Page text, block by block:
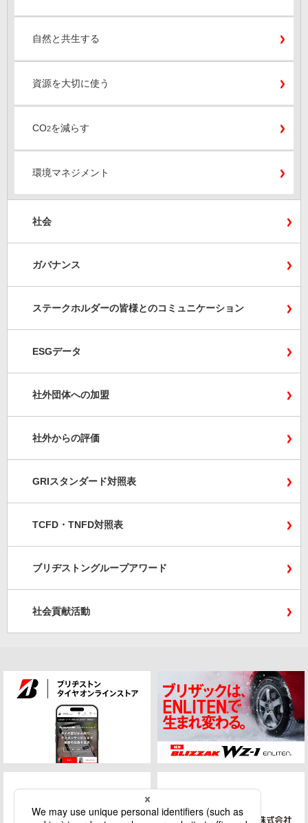
自然と共生する
資源を大切に使う
CO2を減らす
環境マネジメント
社会
ガバナンス
ステークホルダーの皆様とのコミュニケーション
ESGデータ
社外団体への加盟
社外からの評価
GRIスタンダード対照表
TCFD・TNFD対照表
ブリヂストングループアワード
社会貢献活動